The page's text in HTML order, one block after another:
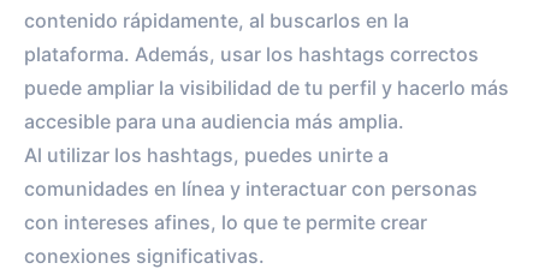
contenido rápidamente, al buscarlos en la
plataforma. Además, usar los hashtags correctos
puede ampliar la visibilidad de tu perfil y hacerlo más
accesible para una audiencia más amplia.
Al utilizar los hashtags, puedes unirte a
comunidades en línea y interactuar con personas
con intereses afines, lo que te permite crear
conexiones significativas.